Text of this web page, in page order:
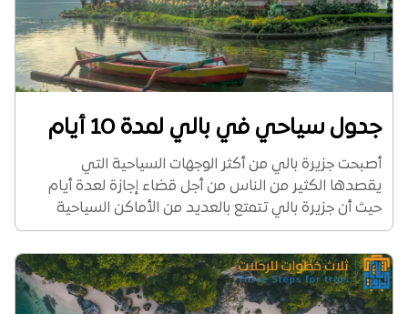
جدول سياحي في بالي لمدة 10 أيام
أصبحت جزيرة بالي من أكثر الوجهات السياحية التي
يقصدها الكثير من الناس من أجل قضاء إجازة لعدة أيام
حيث أن جزيرة بالي تتمتع بالعديد من الأماكن السياحية
والأنشطة الترفيهية المختلفة التي تشجع الزوار على
الذهاب إليها، كما نود الإشارة إلى...